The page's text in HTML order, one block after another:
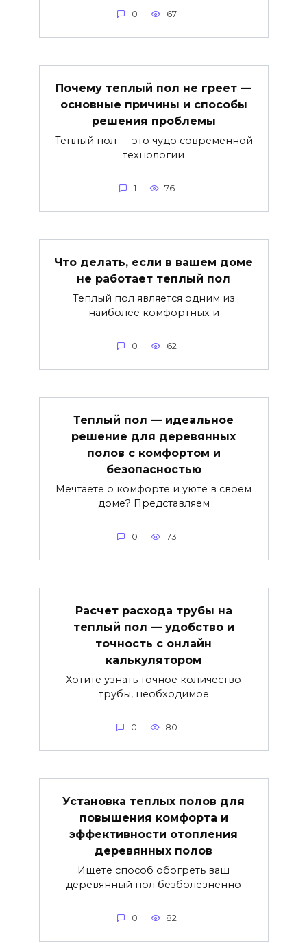
0 67
Почему теплый пол не греет —
основные причины и способы
решения проблемы
Теплый пол — это чудо современной
технологии
1 76
Что делать, если в вашем доме
не работает теплый пол
Теплый пол является одним из
наиболее комфортных и
0 62
Теплый пол — идеальное
решение для деревянных
полов с комфортом и
безопасностью
Мечтаете о комфорте и уюте в своем
доме? Представляем
0 73
Расчет расхода трубы на
теплый пол — удобство и
точность с онлайн
калькулятором
Хотите узнать точное количество
трубы, необходимое
0 80
Установка теплых полов для
повышения комфорта и
эффективности отопления
деревянных полов
Ищете способ обогреть ваш
деревянный пол безболезненно
0 82